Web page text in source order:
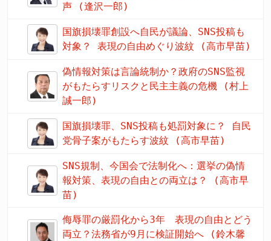
声 (逢沢一郎)
国旗損壊罪創設へ自民が議論、SNS投稿も
対象？ 表現の自由めぐり波紋 (高市早苗)
偽情報対策は言論統制か？政府のSNS監視
がもたらすリスクと民主主義の危機 (村上
誠一郎)
国旗損壊罪、SNS投稿も処罰対象に？ 自民
党骨子案がもたらす波紋 (高市早苗)
SNS規制、今国会で法制化へ：選挙の偽情
報対策、表現の自由との両立は？ (高市早
苗)
侮辱罪の厳罰化から3年 表現の自由とどう
両立？法務省が9月に検証開始へ (鈴木馨